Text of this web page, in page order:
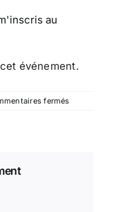
au
événement.
fermés